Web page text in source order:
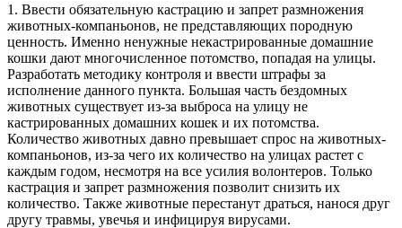
1. Ввести обязательную кастрацию и запрет размножения
животных-компаньонов, не представляющих породную
ценность. Именно ненужные некастрированные домашние
кошки дают многочисленное потомство, попадая на улицы.
Разработать методику контроля и ввести штрафы за
исполнение данного пункта. Большая часть бездомных
животных существует из-за выброса на улицу не
кастрированных домашних кошек и их потомства.
Количество животных давно превышает спрос на животных-
компаньонов, из-за чего их количество на улицах растет с
каждым годом, несмотря на все усилия волонтеров. Только
кастрация и запрет размножения позволит снизить их
количество. Также животные перестанут драться, нанося друг
другу травмы, увечья и инфицируя вирусами.